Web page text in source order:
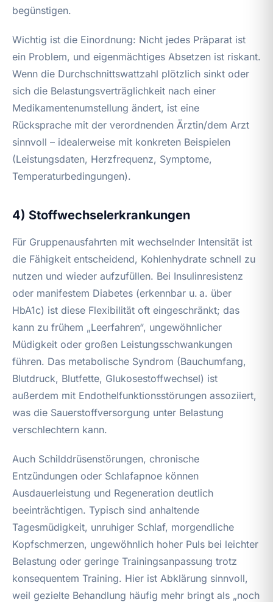
begünstigen.
Wichtig ist die Einordnung: Nicht jedes Präparat ist
ein Problem, und eigenmächtiges Absetzen ist riskant.
Wenn die Durchschnittswattzahl plötzlich sinkt oder
sich die Belastungsverträglichkeit nach einer
Medikamentenumstellung ändert, ist eine
Rücksprache mit der verordnenden Ärztin/dem Arzt
sinnvoll – idealerweise mit konkreten Beispielen
(Leistungsdaten, Herzfrequenz, Symptome,
Temperaturbedingungen).
4) Stoffwechselerkrankungen
Für Gruppenausfahrten mit wechselnder Intensität ist
die Fähigkeit entscheidend, Kohlenhydrate schnell zu
nutzen und wieder aufzufüllen. Bei Insulinresistenz
oder manifestem Diabetes (erkennbar u. a. über
HbA1c) ist diese Flexibilität oft eingeschränkt; das
kann zu frühem „Leerfahren“, ungewöhnlicher
Müdigkeit oder großen Leistungsschwankungen
führen. Das metabolische Syndrom (Bauchumfang,
Blutdruck, Blutfette, Glukosestoffwechsel) ist
außerdem mit Endothelfunktionsstörungen assoziiert,
was die Sauerstoffversorgung unter Belastung
verschlechtern kann.
Auch Schilddrüsenstörungen, chronische
Entzündungen oder Schlafapnoe können
Ausdauerleistung und Regeneration deutlich
beeinträchtigen. Typisch sind anhaltende
Tagesmüdigkeit, unruhiger Schlaf, morgendliche
Kopfschmerzen, ungewöhnlich hoher Puls bei leichter
Belastung oder geringe Trainingsanpassung trotz
konsequentem Training. Hier ist Abklärung sinnvoll,
weil gezielte Behandlung häufig mehr bringt als „noch